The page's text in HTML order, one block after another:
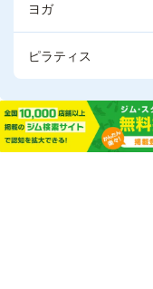
ヨガ
ピラティス